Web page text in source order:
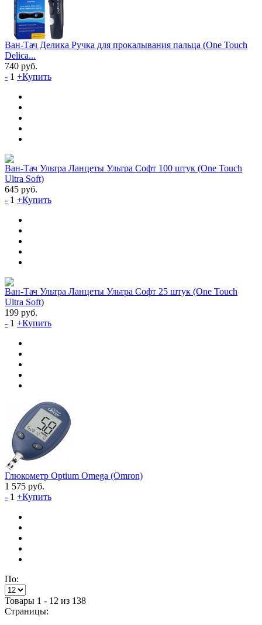
Ван-Тач Делика Ручка для прокалывания пальца (One Touch
Delica...
740 руб.
- 1 +Купить
Ван-Тач Ультра Ланцеты Ультра Софт 100 штук (One Touch
Ultra Soft)
645 руб.
- 1 +Купить
Ван-Тач Ультра Ланцеты Ультра Софт 25 штук (One Touch
Ultra Soft)
199 руб.
- 1 +Купить
Глюкометр Optium Omega (Omron)
1 575 руб.
- 1 +Купить
По:
Товары 1 - 12 из 138
Страницы: